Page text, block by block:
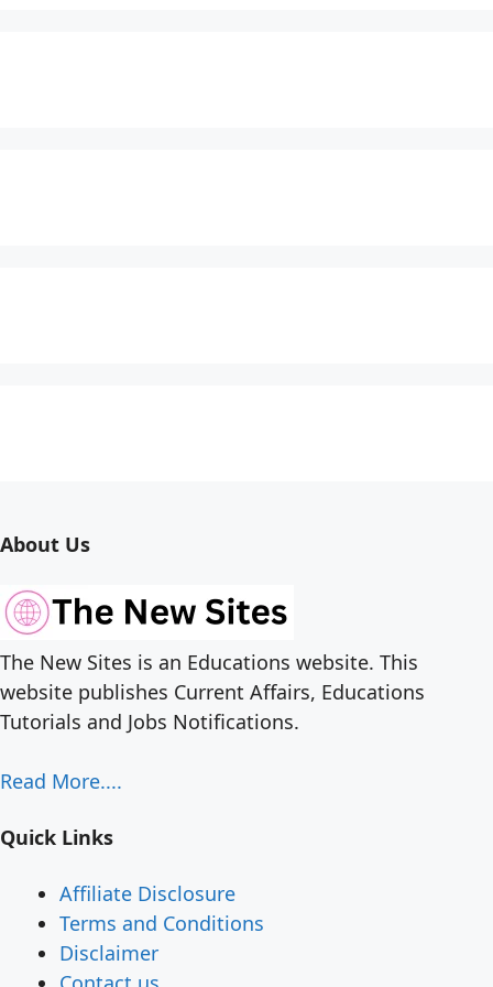
About Us
The New Sites is an Educations website. This
website publishes Current Affairs, Educations
Tutorials and Jobs Notifications.
Read More....
Quick Links
Affiliate Disclosure
Terms and Conditions
Disclaimer